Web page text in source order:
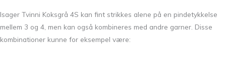
Isager Tvinni Koksgrå 4S kan fint strikkes alene på en pindetykkelse
mellem 3 og 4, men kan også kombineres med andre garner. Disse
kombinationer kunne for eksempel være: